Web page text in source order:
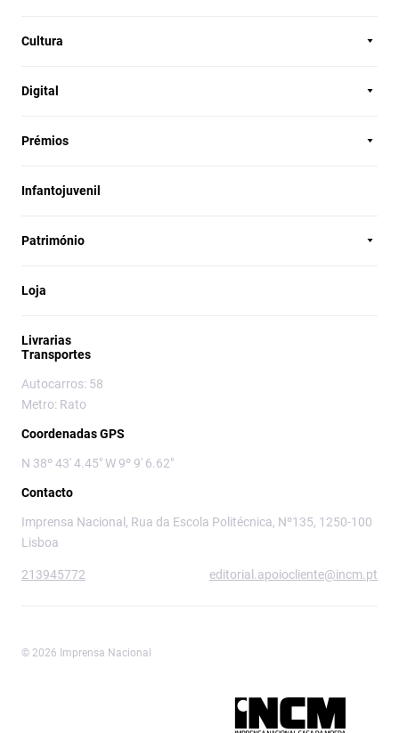
Cultura
Digital
Prémios
Infantojuvenil
Património
Loja
Livrarias
Transportes
Autocarros: 58
Metro: Rato
Coordenadas GPS
N 38º 43' 4.45" W 9º 9' 6.62"
Contacto
Imprensa Nacional, Rua da Escola Politécnica, Nº135, 1250-100
Lisboa
213945772 editorial.apoiocliente@incm.pt
© 2026 Imprensa Nacional